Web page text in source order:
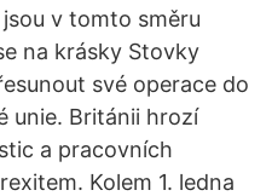
v tomto směru
na krásky Stovky
své operace do
unie. Británii hrozí
a pracovních
Kolem 1. ledna